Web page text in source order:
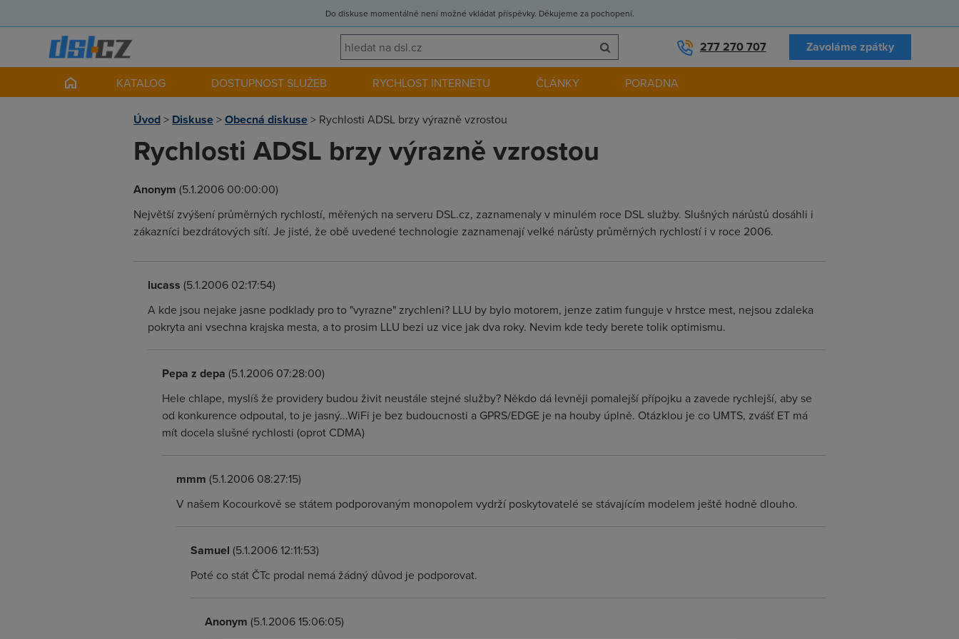
Do diskuse momentálně není možné vkládat příspěvky. Děkujeme za pochopení.
277 270 707 Zavoláme zpátky
KATALOG DOSTUPNOST SLUŽEB RYCHLOST INTERNETU ČLÁNKY PORADNA
Úvod> Diskuse>Obecná diskuse> Rychlosti ADSL brzy výrazně vzrostou
Rychlosti ADSL brzy výrazně vzrostou
Anonym (5.1.2006 00:00:00)
Největší zvýšení průměrných rychlostí, měřených na serveru DSL.cz, zaznamenaly v minulém roce DSL služby. Slušných nárůstů dosáhli i
zákazníci bezdrátových sítí. Je jisté, že obě uvedené technologie zaznamenají velké nárůsty průměrných rychlostí i v roce 2006.
lucass (5.1.2006 02:17:54)
A kde jsou nejake jasne podklady pro to "vyrazne" zrychleni? LLU by bylo motorem, jenze zatim funguje v hrstce mest, nejsou zdaleka
pokryta ani vsechna krajska mesta, a to prosim LLU bezi uz vice jak dva roky. Nevim kde tedy berete tolik optimismu.
Pepa z depa (5.1.2006 07:28:00)
Hele chlape, myslíš že providery budou živit neustále stejné služby? Někdo dá levněji pomalejší přípojku a zavede rychlejší, aby se
od konkurence odpoutal, to je jasný...WiFi je bez budoucnosti a GPRS/EDGE je na houby úplně. Otázklou je co UMTS, zvášť ET má
mít docela slušné rychlosti (oprot CDMA)
mmm (5.1.2006 08:27:15)
V našem Kocourkově se státem podporovaným monopolem vydrží poskytovatelé se stávajícím modelem ještě hodně dlouho.
Samuel (5.1.2006 12:11:53)
Poté co stát ČTc prodal nemá žádný důvod je podporovat.
Anonym (5.1.2006 15:06:05)